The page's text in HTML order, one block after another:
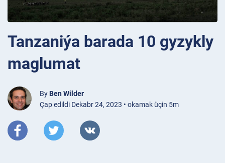
Tanzaniýa barada 10 gyzykly
maglumat
By Ben Wilder
Çap edildi Dekabr 24, 2023 • okamak üçin 5m